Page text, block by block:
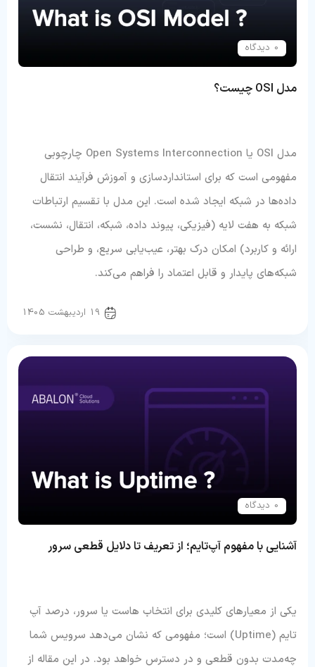
0 دیدگاه
مدل OSI چیست؟
مدل OSI یا Open Systems Interconnection چارچوبی
مفهومی است که برای استانداردسازی و آموزش فرآیند انتقال
داده‌ها در شبکه ایجاد شده است. این مدل با تقسیم ارتباطات
شبکه به هفت لایه (فیزیکی، پیوند داده، شبکه، انتقال، نشست،
ارائه و کاربرد) امکان درک بهتر، عیب‌یابی سریع، و طراحی
شبکه‌های پایدار و قابل اعتماد را فراهم می‌کند.
19 اردیبهشت 1405
0 دیدگاه
آشنایی با مفهوم آپ‌تایم؛ از تعریف تا دلایل قطعی سرور
یکی از معیارهای کلیدی برای انتخاب هاست یا سرور، درصد آپ
تایم (Uptime) است؛ مفهومی که نشان می‌دهد سرویس شما
چه‌مدت بدون قطعی و در دسترس خواهد بود. در این مقاله از